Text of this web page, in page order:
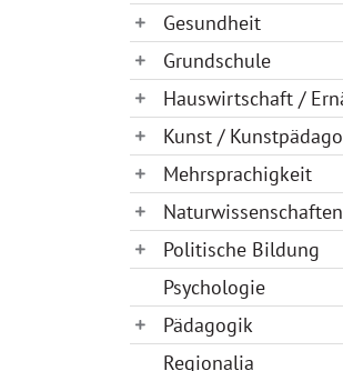
Gesundheit
Grundschule
Hauswirtschaft /
Kunst /
Mehrsprachigkeit
Naturwissenschaften
Politische Bildung
Psychologie
Pädagogik
Regionalia